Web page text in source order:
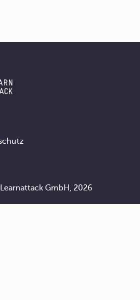
GmbH, 2026